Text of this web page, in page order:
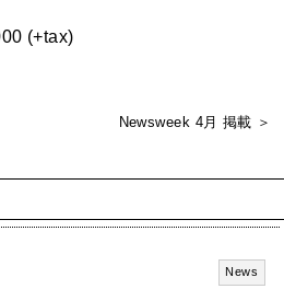
(+tax)
Newsweek 4月 掲載 ＞
News